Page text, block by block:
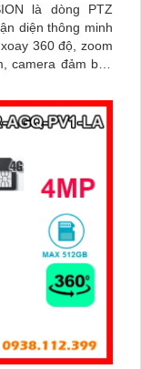
là dòng PTZ
diện thông minh
camera đảm bảo